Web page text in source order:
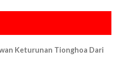
Keturunan Tionghoa Dari